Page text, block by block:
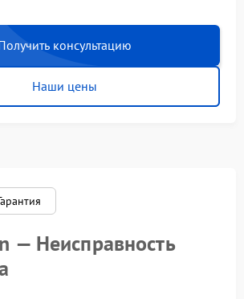
консультацию
Наши цены
— Неисправность